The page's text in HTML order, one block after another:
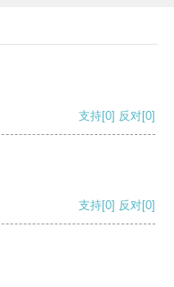
支持[0] 反对[0]
支持[0] 反对[0]